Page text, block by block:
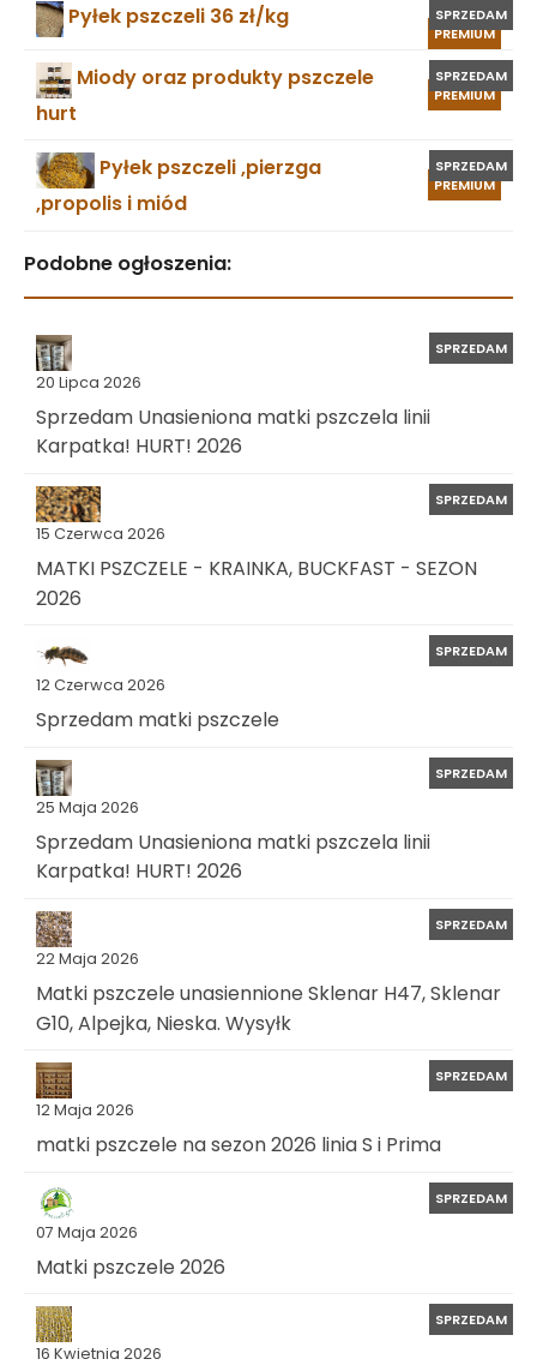
PREMIUM
SPRZEDAM
Pyłek pszczeli 36 zł/kg
PREMIUM
SPRZEDAM
Miody oraz produkty pszczele
hurt
PREMIUM
SPRZEDAM
Pyłek pszczeli ,pierzga
,propolis i miód
Podobne ogłoszenia:
20 Lipca 2026
SPRZEDAM
Sprzedam Unasieniona matki pszczela linii
Karpatka! HURT! 2026
15 Czerwca 2026
SPRZEDAM
MATKI PSZCZELE - KRAINKA, BUCKFAST - SEZON
2026
12 Czerwca 2026
SPRZEDAM
Sprzedam matki pszczele
25 Maja 2026
SPRZEDAM
Sprzedam Unasieniona matki pszczela linii
Karpatka! HURT! 2026
22 Maja 2026
SPRZEDAM
Matki pszczele unasiennione Sklenar H47, Sklenar
G10, Alpejka, Nieska. Wysyłk
12 Maja 2026
SPRZEDAM
matki pszczele na sezon 2026 linia S i Prima
07 Maja 2026
SPRZEDAM
Matki pszczele 2026
16 Kwietnia 2026
SPRZEDAM